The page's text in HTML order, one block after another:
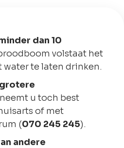
dan 10
volstaat het
water te laten drinken.
grotere
neemt u toch best
of met
(070 245 245).
andere